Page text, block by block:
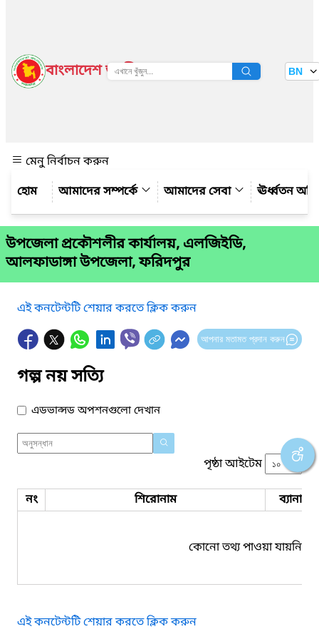
বাংলাদেশ জাতীয় তথ্য বাতায়ন BN
মেনু নির্বাচন করুন
আমাদের সম্পর্কে
আমাদের সেবা ঊর্ধ্বতন
উপজেলা প্রকৌশলীর কার্যালয়, এলজিইডি,
আলফাডাঙ্গা উপজেলা, ফরিদপুর
এই কনটেন্টটি শেয়ার করতে ক্লিক করুন
আপনার মতামত প্রদান করুন
গল্প নয় সত্যি
এডভান্সড অপশনগুলো দেখান
পৃষ্ঠা আইটেম
নং শিরোনাম ব্যানার
কোনো তথ্য পাওয়া যায়নি।
এই কনটেন্টটি শেয়ার করতে ক্লিক করুন